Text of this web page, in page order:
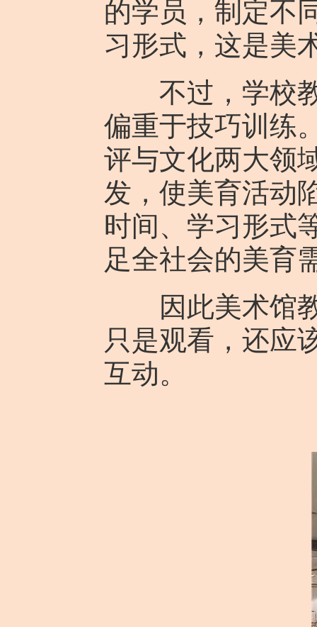
的学员，制定不
习形式，这是美
不过，学校教
偏重于技巧训练
评与文化两大领
发，使美育活动
时间、学习形式
足全社会的美育
因此美术馆教
只是观看，还应
互动。